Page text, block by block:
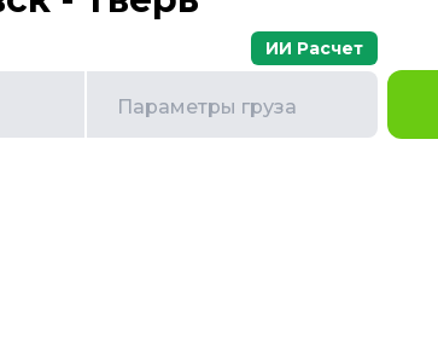
Параметры груза
ИИ Расчет